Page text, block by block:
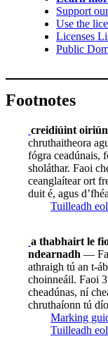
Support
Use the
Licenses
Public
Footnotes
creidiúint
chruthaitheora
fógra ceadúnais,
sholáthar. Faoi
ceanglaítear ort
duit é, agus
Tuilleadh
a thabhairt le
ndearnadh —
athraigh tú an t-
choinneáil. Faoi
cheadúnas, ní
chruthaíonn tú
Marking
Tuilleadh